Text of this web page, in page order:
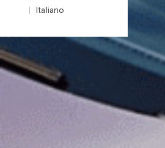
Italiano